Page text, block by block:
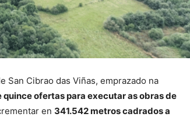
San Cibrao das Viñas, emprazado na
ofertas para executar as obras de
en 341.542 metros cadrados a